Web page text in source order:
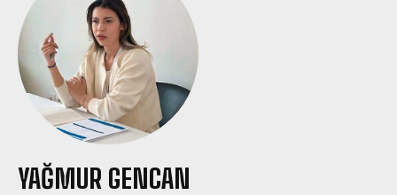
YAĞMUR GENCAN